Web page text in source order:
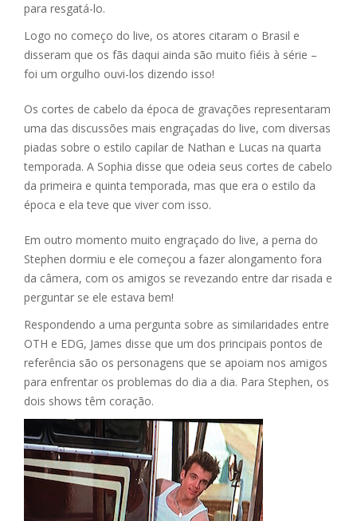
para resgatá-lo.
Logo no começo do live, os atores citaram o Brasil e
disseram que os fãs daqui ainda são muito fiéis à série –
foi um orgulho ouvi-los dizendo isso!
Os cortes de cabelo da época de gravações representaram
uma das discussões mais engraçadas do live, com diversas
piadas sobre o estilo capilar de Nathan e Lucas na quarta
temporada. A Sophia disse que odeia seus cortes de cabelo
da primeira e quinta temporada, mas que era o estilo da
época e ela teve que viver com isso.
Em outro momento muito engraçado do live, a perna do
Stephen dormiu e ele começou a fazer alongamento fora
da câmera, com os amigos se revezando entre dar risada e
perguntar se ele estava bem!
Respondendo a uma pergunta sobre as similaridades entre
OTH e EDG, James disse que um dos principais pontos de
referência são os personagens que se apoiam nos amigos
para enfrentar os problemas do dia a dia. Para Stephen, os
dois shows têm coração.